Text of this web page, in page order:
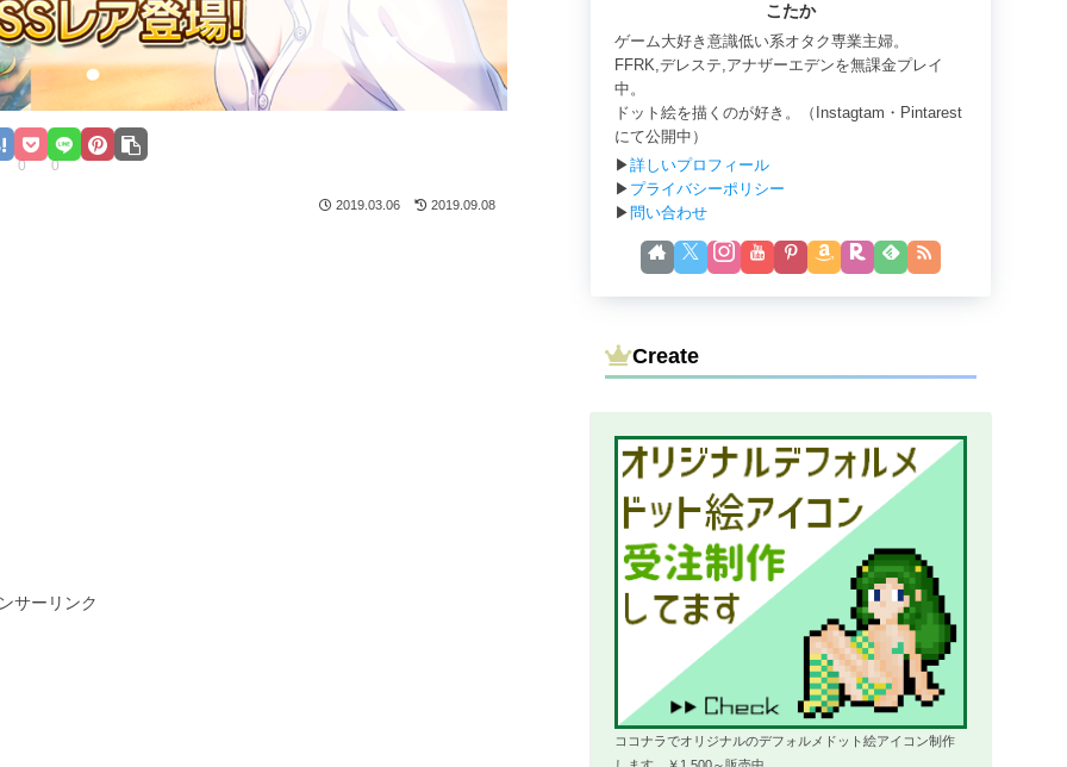
0 0
2019.03.06 2019.09.08
サーリンク
こたか
ゲーム大好き意識低い系オタク専業主婦。
FFRK,デレステ,アナザーエデンを無課金プレイ
中。
ドット絵を描くのが好き。（Instagtam・Pintarest
にて公開中）
▶詳しいプロフィール
▶ プライバシーポリシー
▶問い合わせ
Create
ココナラでオリジナルのデフォルメドット絵アイコン制作